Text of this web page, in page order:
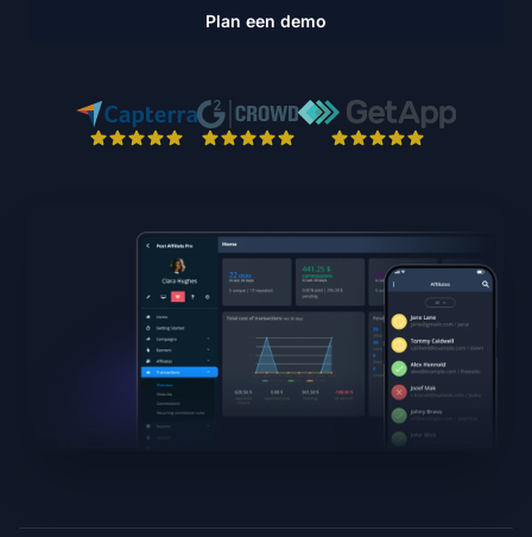
Plan een demo